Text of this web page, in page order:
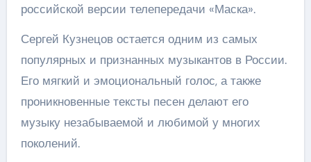
российской версии телепередачи «Маска».
Сергей Кузнецов остается одним из самых
популярных и признанных музыкантов в России.
Его мягкий и эмоциональный голос, а также
проникновенные тексты песен делают его
музыку незабываемой и любимой у многих
поколений.